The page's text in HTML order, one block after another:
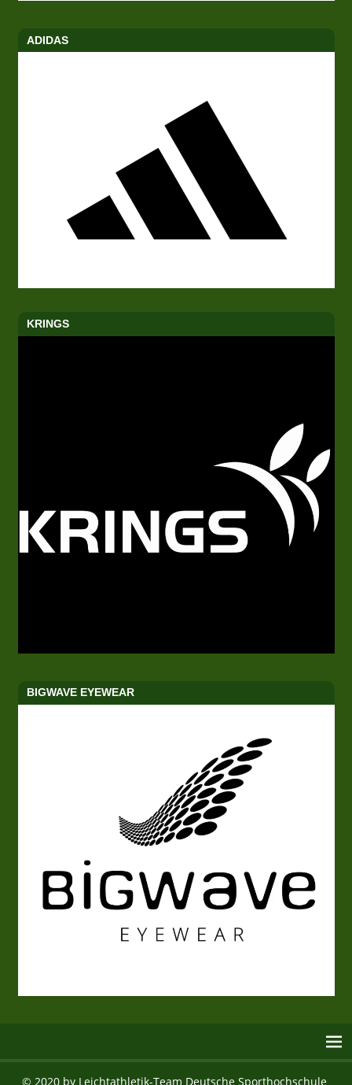
ADIDAS
KRINGS
BIGWAVE EYEWEAR
© 2020 by Leichtathletik-Team Deutsche Sporthochschule